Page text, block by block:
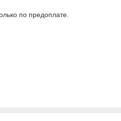
по предоплате.